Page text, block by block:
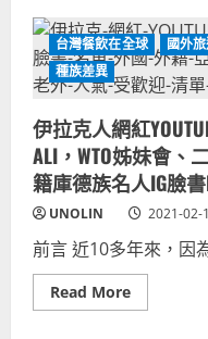
海
聖
文
森
籍
外
人
IG
臉
書
FB
整
單
持
續
更
新)
地
馬
拉
人
網
在
台
灣：
馬
芮
雅
MARIA
PICUS
MÉNDEZ、
來
了》
台灣餐飲在全球 國外
種族差異
伊拉克人網紅
ALI，WTO姊妹會
籍庫德族名人IG臉
UNOLIN 2021-02-
前言 近10多年來，因
Read MoreRead
more